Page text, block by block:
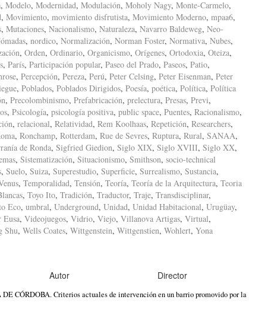
, Modelo, Modernidad, Modulación, Moholy Nagy, Monte-Carmelo,
, Movimiento, movimiento disfrutista, Movimiento Moderno, mpaa6,
, Mutaciones, Nacionalismo, Naturaleza, Navarro Baldeweg, Neo-
, nordico, Normalización, Norman Foster, Normativa, Nubes,
, Orden, Ordinario, Organicismo, Orígenes, Ortodoxia, Oteiza,
, París, Participación popular, Paseo del Prado, Paseos, Patio,
, Percepción, Pereza, Perú, Peter Celsing, Peter Eisenman, Peter
, Poblados, Poblados Dirigidos, Poesía, poética, Política, Política
, Precolombinismo, Prefabricación, prelectura, Presas, Previ,
, Psicología, psicología positiva, public space, Puentes, Racionalismo,
, relacional, Relatividad, Rem Koolhaas, Repetición, Researchers,
, Ronchamp, Rotterdam, Rue de Sevres, Ruptura, Rural, SANAA,
de Ronda, Sigfried Giedion, Siglo XIX, Siglo XVIII, Siglo XX,
, Sistematización, Situacionismo, Smithson, socio-technical
, Suelo, Suiza, Superestudio, Superficie, Surrealismo, Sustancia,
, Temporalidad, Tensión, Teoría, Teoría de la Arquitectura, Teoria
, Toyo Ito, Tradición, Traductor, Traje, Transdisciplinar,
Eco, umbral, Underground, Unidad, Unidad Habitacional, Urugüay,
, Videojuegos, Vidrio, Viejo, Villanova Artigas, Virtual,
Shu, Wells Coates, Wittgenstein, Wittgenstien, Wohlert, Yona
Autor Director
CÓRDOBA. Criterios actuales de intervención en un barrio promovido por la